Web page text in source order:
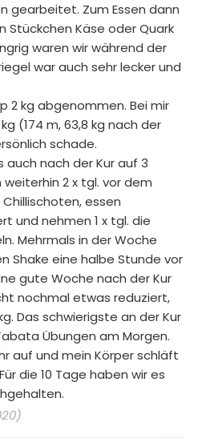
gearbeitet. Zum Essen dann
Stückchen Käse oder Quark
waren wir während der
war auch sehr lecker und
2 kg abgenommen. Bei mir
(174 m, 63,8 kg nach der
schade.
auch nach der Kur auf 3
2 x tgl. vor dem
essen
und nehmen 1 x tgl. die
Mehrmals in der Woche
Shake eine halbe Stunde vor
gute Woche nach der Kur
nochmal etwas reduziert,
Das schwierigste an der Kur
Übungen am Morgen.
auf und mein Körper schläft
die 10 Tage haben wir es